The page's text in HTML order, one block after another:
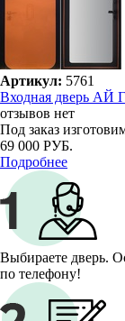
Артикул: 5761
Входная дверь АЙ
отзывов нет
Под заказ
69 000 РУБ.
Подробнее
Выбираете дверь.
по телефону!